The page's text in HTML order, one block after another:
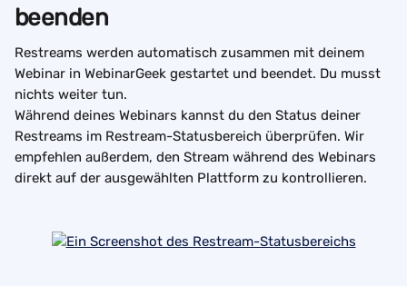
beenden
Restreams werden automatisch zusammen mit deinem
Webinar in WebinarGeek gestartet und beendet. Du musst
nichts weiter tun.
Während deines Webinars kannst du den Status deiner
Restreams im Restream-Statusbereich überprüfen. Wir
empfehlen außerdem, den Stream während des Webinars
direkt auf der ausgewählten Plattform zu kontrollieren.